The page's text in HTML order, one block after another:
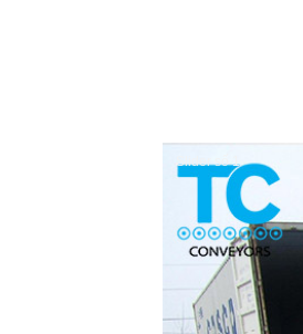
Slider số 1